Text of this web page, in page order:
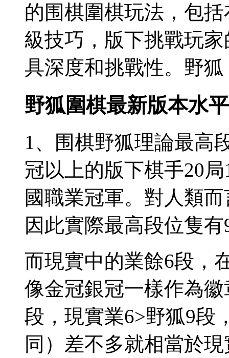
的围棋圍棋玩法，包
級技巧，版下挑戰玩
具深度和挑戰性。野狐
野狐圍棋最新版本水
1、围棋野狐理論最高
冠以上的版下棋手20
國職業冠軍。對人類
因此實際最高段位隻有
而現實中的業餘6段，
像金冠銀冠一樣作為
段，現實業6>野狐9段
同）差不多就相當於